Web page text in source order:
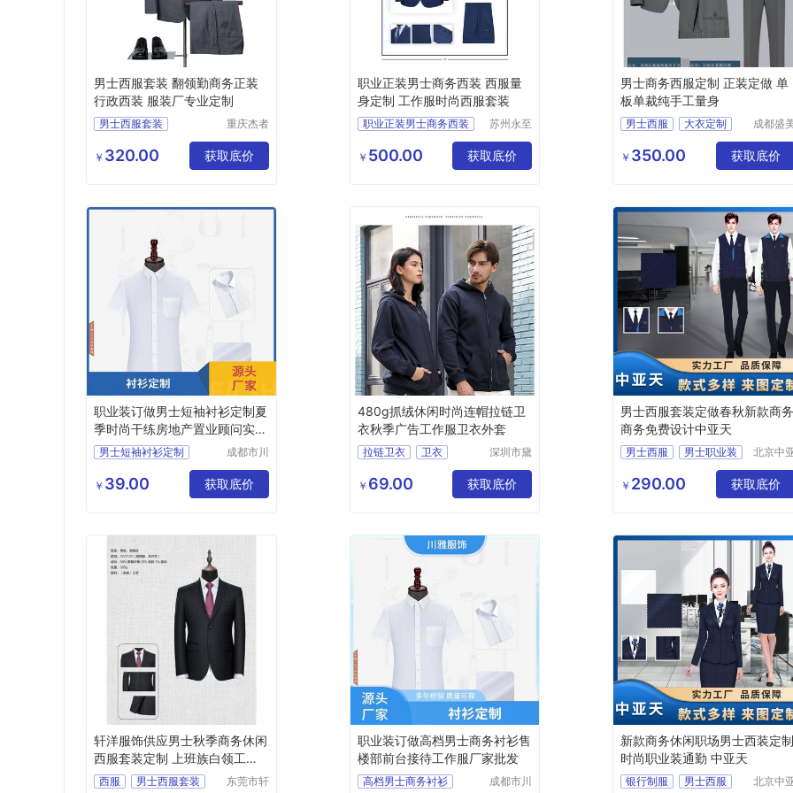
男士西服套装 翻领勤商务正装
行政西装 服装厂专业定制
男士西服套装
商务正装
重庆商务正装
重庆杰者
有限公司
￥ 320.00 获取底价
职业正装男士商务西装 西服量
身定制 工作服时尚西服套装
职业正装男士商务西装
工作服时尚西服套装
现货定做
苏州永至
限公司
￥ 500.00 获取底价
男士商务西服定制 正装定做 单
板单裁纯手工量身
男士西服
大衣定制
男士商务正装
成都盛
限公司
￥ 350.00 获取底价
职业装订做男士短袖衬衫定制夏
季时尚干练房地产置业顾问实力
商家
男士短袖衬衫定制
女衬衣纯棉
成都市川
限公司
￥ 39.00 获取底价
480g抓绒休闲时尚连帽拉链卫
衣秋季广告工作服卫衣外套
拉链卫衣
卫衣
卫衣定制
圆领卫衣
深圳市黛
有限公司
￥ 69.00 获取底价
男士西服套装定做春秋新款商
商务免费设计中亚天
男士西服
男士职业装
男士工服
行政西装
北京中
限公司
￥ 290.00 获取底价
轩洋服饰供应男士秋季商务休闲
西服套装定制 上班族白领工作
正装
西服
男士西服套装
东莞市轩
职业装订做高档男士商务衬衫售
楼部前台接待工作服厂家批发
高档男士商务衬衫
成都市川
新款商务休闲职场男士西装定
时尚职业装通勤 中亚天
银行制服
男士西服
北京中